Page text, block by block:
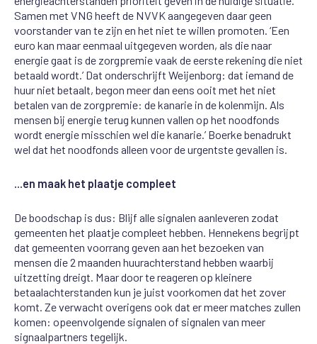
Samen met VNG heeft de NVVK aangegeven daar geen
voorstander van te zijn en het niet te willen promoten. ‘Een
euro kan maar eenmaal uitgegeven worden, als die naar
energie gaat is de zorgpremie vaak de eerste rekening die niet
betaald wordt.’ Dat onderschrijft Weijenborg: dat iemand de
huur niet betaalt, begon meer dan eens ooit met het niet
betalen van de zorgpremie: de kanarie in de kolenmijn. Als
mensen bij energie terug kunnen vallen op het noodfonds
wordt energie misschien wel die kanarie.’ Boerke benadrukt
wel dat het noodfonds alleen voor de urgentste gevallen is.
...en maak het plaatje compleet
De boodschap is dus: Blijf alle signalen aanleveren zodat
gemeenten het plaatje compleet hebben. Hennekens begrijpt
dat gemeenten voorrang geven aan het bezoeken van
mensen die 2 maanden huurachterstand hebben waarbij
uitzetting dreigt. Maar door te reageren op kleinere
betaalachterstanden kun je juist voorkomen dat het zover
komt. Ze verwacht overigens ook dat er meer matches zullen
komen: opeenvolgende signalen of signalen van meer
signaalpartners tegelijk.